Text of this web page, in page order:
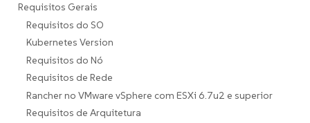
Requisitos Gerais
Requisitos do SO
Kubernetes Version
Requisitos do Nó
Requisitos de Rede
Rancher no VMware vSphere com ESXi 6.7u2 e superior
Requisitos de Arquitetura